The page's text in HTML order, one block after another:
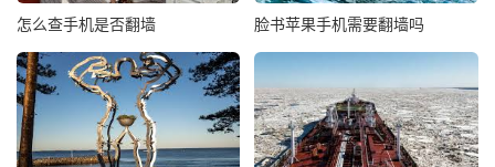
怎么查手机是否翻墙 脸书苹果手机需要翻墙吗